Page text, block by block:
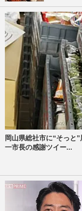
岡山県総社市に“そっと
一市長の感謝ツイー...